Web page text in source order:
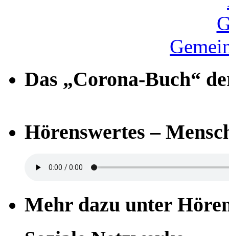
Das „Corona-Buch“
Hörenswertes –
Mehr dazu unter